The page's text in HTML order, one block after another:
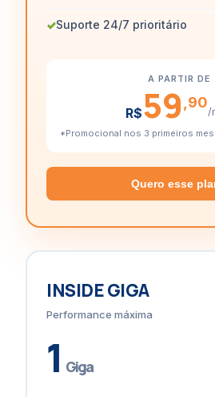
✓Suporte 24/7 prioritário
A PARTIR DE
R$59 ,90
/
*Promocional nos 3 primeiros
Quero esse
INSIDE GIGA
Performance máxima
1 Giga